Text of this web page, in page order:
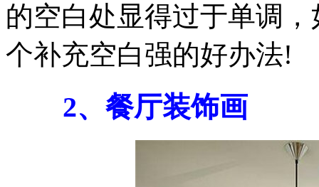
的空白处显得过于单调
个补充空白强的好办法!
2、餐厅装饰画